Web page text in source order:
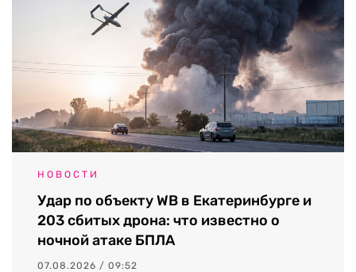
НОВОСТИ
Удар по объекту WB в Екатеринбурге и
203 сбитых дрона: что известно о
ночной атаке БПЛА
07.08.2026 / 09:52